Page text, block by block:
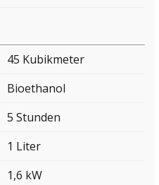
45 Kubikmeter
Bioethanol
5 Stunden
1 Liter
1,6 kW